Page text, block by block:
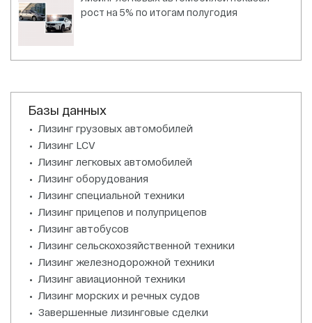
рост на 5% по итогам полугодия
Базы данных
Лизинг грузовых автомобилей
Лизинг LCV
Лизинг легковых автомобилей
Лизинг оборудования
Лизинг специальной техники
Лизинг прицепов и полуприцепов
Лизинг автобусов
Лизинг сельскохозяйственной техники
Лизинг железнодорожной техники
Лизинг авиационной техники
Лизинг морских и речных судов
Завершенные лизинговые сделки